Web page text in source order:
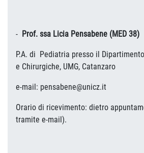
- Prof. ssa Licia Pensabene (MED 38)
P.A. di Pediatria presso il
e Chirurgiche, UMG, Catanzaro
e-mail: pensabene@unicz.it
Orario di ricevimento: dietro
tramite e-mail).